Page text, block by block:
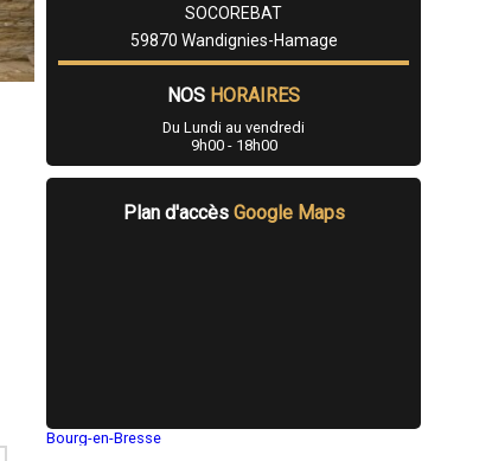
SOCOREBAT
59870 Wandignies-Hamage
NOS HORAIRES
Du Lundi au vendredi
9h00 - 18h00
Plan d'accès Google Maps
Bourg-en-Bresse